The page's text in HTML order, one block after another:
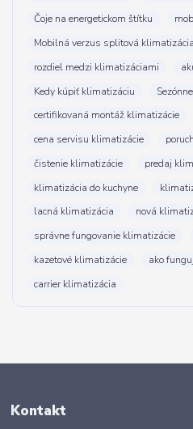
Čoje na energetickom štítku
Mobilná verzus splitová klimatizácia
rozdiel medzi klimatizáciami
Kedy kúpiť klimatizáciu
certifikovaná montáž klimatizácie
cena servisu klimatizácie
čistenie klimatizácie
predaj
klimatizácia do kuchyne
lacná klimatizácia
nová
správne fungovanie klimatizácie
kazetové klimatizácie
ako
carrier klimatizácia
Kontakt